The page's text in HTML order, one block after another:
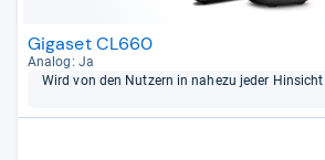
Gigaset CL660
Ana­log: Ja
Wird von den Nut­zern in nahezu jeder